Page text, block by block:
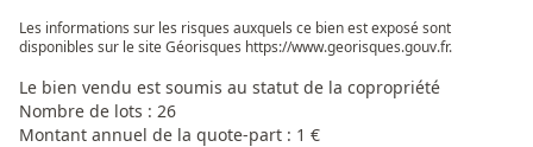
Les informations sur les risques auxquels ce bien est exposé sont
disponibles sur le site Géorisques https://www.georisques.gouv.fr.
Le bien vendu est soumis au statut de la copropriété
Nombre de lots : 26
Montant annuel de la quote-part : 1 €